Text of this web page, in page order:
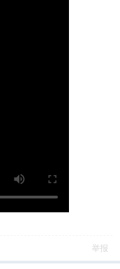
举报